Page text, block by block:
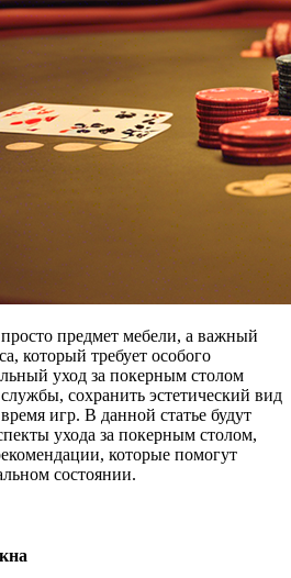
предмет мебели, а важный
который требует особого
уход за покерным столом
сохранить эстетический вид
игр. В данной статье будут
ухода за покерным столом,
которые помогут
состоянии.